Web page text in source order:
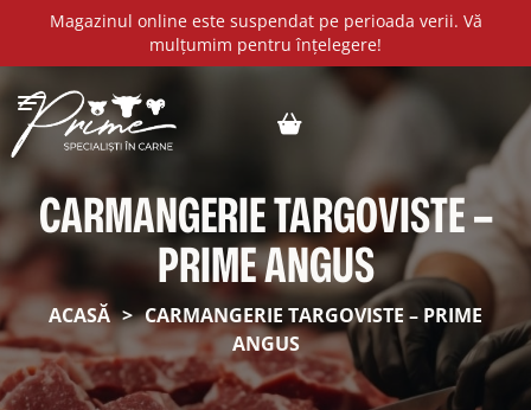
Magazinul online este suspendat pe perioada verii. Vă
mulțumim pentru înțelegere!
CARMANGERIE TARGOVISTE –
PRIME ANGUS
ACASĂ > CARMANGERIE TARGOVISTE – PRIME
ANGUS